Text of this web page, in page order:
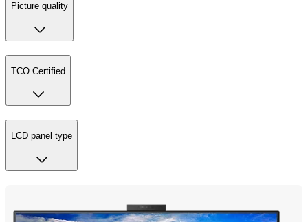
Picture quality
TCO Certified
LCD panel type